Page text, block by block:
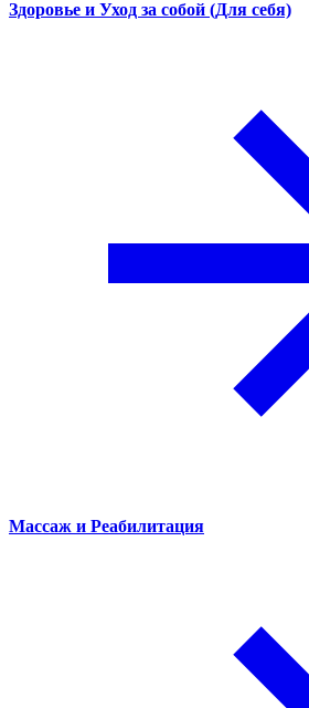
Здоровье и Уход за собой (Для себя)
Массаж и Реабилитация